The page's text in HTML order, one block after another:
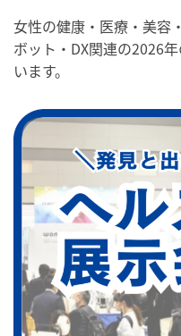
女性の健康・医療・美容
ボット・DX関連の2026
います。